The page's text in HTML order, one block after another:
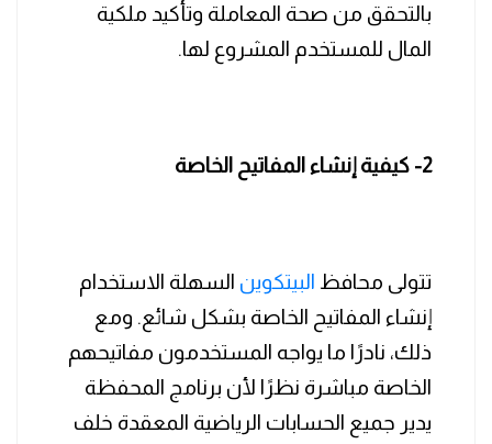
بالتحقق من صحة المعاملة وتأكيد ملكية
المال للمستخدم المشروع لها.
2- كيفية إنشاء المفاتيح الخاصة
تتولى محافظ البيتكوين السهلة الاستخدام
إنشاء المفاتيح الخاصة بشكل شائع. ومع
ذلك، نادرًا ما يواجه المستخدمون مفاتيحهم
الخاصة مباشرة نظرًا لأن برنامج المحفظة
يدير جميع الحسابات الرياضية المعقدة خلف